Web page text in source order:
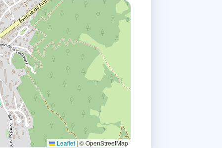
Leaflet |© OpenStreetMap